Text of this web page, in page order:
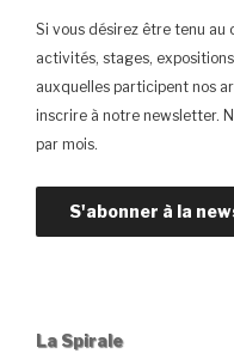
Si vous désirez être tenu
activités, stages,
auxquelles participent nos
inscrire à notre newsletter.
par mois.
La Spirale